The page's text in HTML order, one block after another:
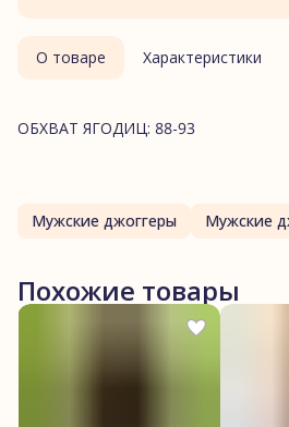
О товаре Характеристики
ОБХВАТ ЯГОДИЦ: 88-93
Мужские джоггеры Мужские
Похожие товары